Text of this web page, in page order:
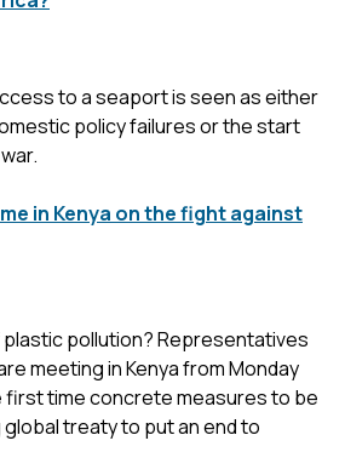
to a seaport is seen as either
policy failures or the start
in Kenya on the fight against
pollution? Representatives
meeting in Kenya from Monday
time concrete measures to be
global treaty to put an end to